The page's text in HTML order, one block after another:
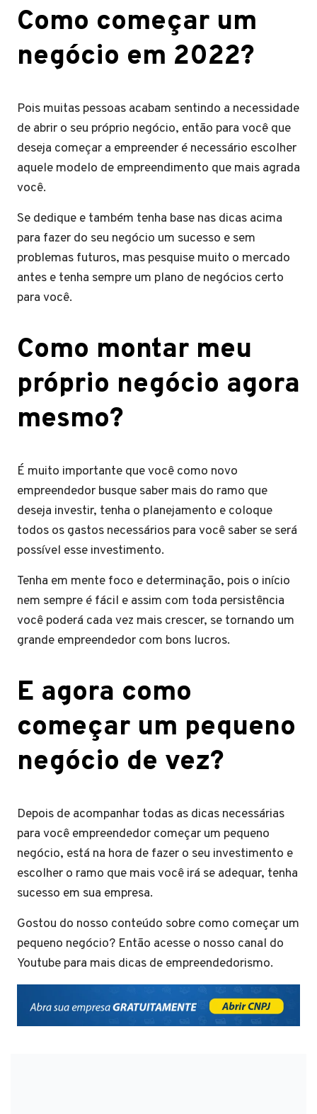
Como começar um
negócio em 2022?
Pois muitas pessoas acabam sentindo a necessidade
de abrir o seu próprio negócio, então para você que
deseja começar a empreender é necessário escolher
aquele modelo de empreendimento que mais agrada
você.
Se dedique e também tenha base nas dicas acima
para fazer do seu negócio um sucesso e sem
problemas futuros, mas pesquise muito o mercado
antes e tenha sempre um plano de negócios certo
para você.
Como montar meu
próprio negócio agora
mesmo?
É muito importante que você como novo
empreendedor busque saber mais do ramo que
deseja investir, tenha o planejamento e coloque
todos os gastos necessários para você saber se será
possível esse investimento.
Tenha em mente foco e determinação, pois o início
nem sempre é fácil e assim com toda persistência
você poderá cada vez mais crescer, se tornando um
grande empreendedor com bons lucros.
E agora como
começar um pequeno
negócio de vez?
Depois de acompanhar todas as dicas necessárias
para você empreendedor começar um pequeno
negócio, está na hora de fazer o seu investimento e
escolher o ramo que mais você irá se adequar, tenha
sucesso em sua empresa.
Gostou do nosso conteúdo sobre como começar um
pequeno negócio? Então acesse o nosso canal do
Youtube para mais dicas de empreendedorismo.